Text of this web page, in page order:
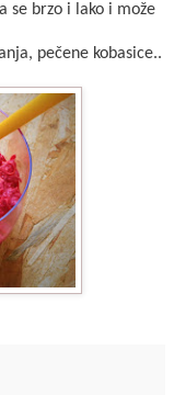
se brzo i lako i može
pečene kobasice..